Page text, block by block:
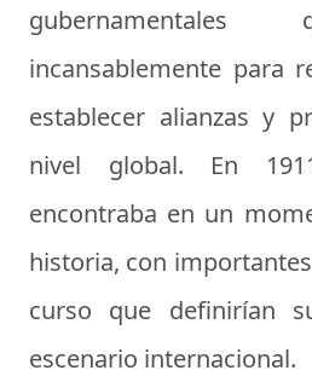
incansablemente para
establecer alianzas y
nivel global. En
encontraba en un
historia, con
curso que definirían
escenario internacional.